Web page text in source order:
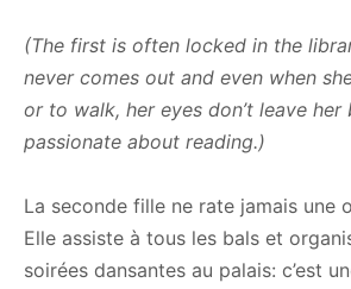
(The first is often locked in the
never comes out and even when
or to walk, her eyes don’t leave her
passionate about reading.)
La seconde fille ne rate jamais une
Elle assiste à tous les bals et
soirées dansantes au palais: c’est